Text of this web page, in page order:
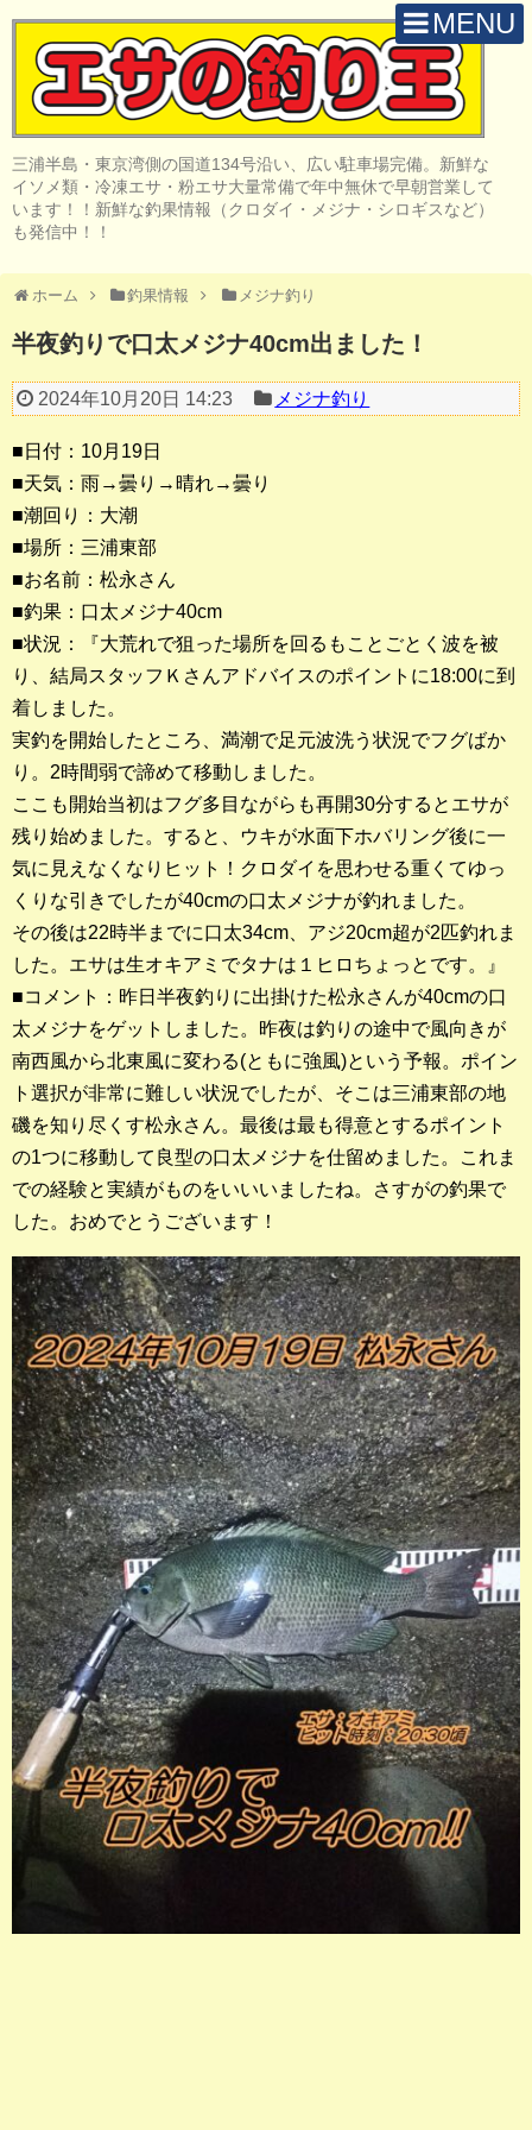
MENU
三浦半島・東京湾側の国道134号沿い、広い駐車場完備。新鮮な
イソメ類・冷凍エサ・粉エサ大量常備で年中無休で早朝営業して
います！！新鮮な釣果情報（クロダイ・メジナ・シロギスなど）
も発信中！！
ホーム 釣果情報 メジナ釣り
半夜釣りで口太メジナ40cm出ました！
2024年10月20日 14:23 メジナ釣り
■日付：10月19日
■天気：雨→曇り→晴れ→曇り
■潮回り：大潮
■場所：三浦東部
■お名前：松永さん
■釣果：口太メジナ40cm
■状況：『大荒れで狙った場所を回るもことごとく波を被
り、結局スタッフＫさんアドバイスのポイントに18:00に到
着しました。
実釣を開始したところ、満潮で足元波洗う状況でフグばか
り。2時間弱で諦めて移動しました。
ここも開始当初はフグ多目ながらも再開30分するとエサが
残り始めました。すると、ウキが水面下ホバリング後に一
気に見えなくなりヒット！クロダイを思わせる重くてゆっ
くりな引きでしたが40cmの口太メジナが釣れました。
その後は22時半までに口太34cm、アジ20cm超が2匹釣れま
した。エサは生オキアミでタナは１ヒロちょっとです。』
■コメント：昨日半夜釣りに出掛けた松永さんが40cmの口
太メジナをゲットしました。昨夜は釣りの途中で風向きが
南西風から北東風に変わる(ともに強風)という予報。ポイン
ト選択が非常に難しい状況でしたが、そこは三浦東部の地
磯を知り尽くす松永さん。最後は最も得意とするポイント
の1つに移動して良型の口太メジナを仕留めました。これま
での経験と実績がものをいいいましたね。さすがの釣果で
した。おめでとうございます！
H O M E
取 扱 商 品
釣 果 情 報
陸っぱりルアー
船・ボート釣り
その他の釣り
釣果ランキング
2023年 クロダイ部門
2023年 メジナ部門
歴代釣果ランキング
クロダイ部門
メジナ部門
シロギス部門
過去の釣果ランキング
ブログ・釣行記
スタッフブログ
店長釣行記
スタッフ釣行記
釣果投稿フォーム
お問い合わせ